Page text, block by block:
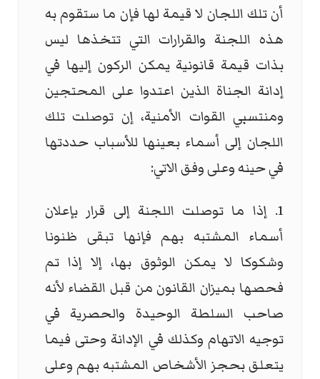
أن تلك اللجان لا قيمة لها فإن ما ستقوم به
هذه اللجنة والقرارات التي تتخذها ليس
بذات قيمة قانونية يمكن الركون إليها في
إدانة الجناة الذين اعتدوا على المحتجين
ومنتسبي القوات الأمنية، إن توصلت تلك
اللجان إلى أسماء بعينها للأسباب حددتها
في حينه وعلى وفق الاتي:
1. إذا ما توصلت اللجنة إلى قرار بإعلان
أسماء المشتبه بهم فإنها تبقى ظنونا
وشكوكا لا يمكن الوثوق بها، إلا إذا تم
فحصها بميزان القانون من قبل القضاء لأنه
صاحب السلطة الوحيدة والحصرية في
توجيه الاتهام وكذلك في الإدانة وحتى فيما
يتعلق بحجز الأشخاص المشتبه بهم وعلى